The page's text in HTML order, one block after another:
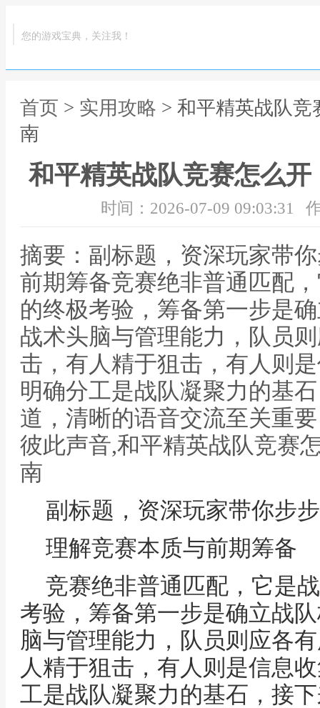
您的游戏宝典，关注我！
首页 > 实用攻略 > 和平精英战队
南
和平精英战队竞赛怎么
时间：2026-07-09 09:03:31
摘要：副标题，资深玩家带
前期筹备竞赛绝非普通匹配
的终极考验，筹备第一步是
战术头脑与管理能力，队员
击，有人精于狙击，有人则
明确分工是战队凝聚力的基
道，清晰的语音交流至关重
彼此声音,和平精英战队竞赛
南
副标题，资深玩家带你步
理解竞赛本质与前期筹备
竞赛绝非普通匹配，它是
考验，筹备第一步是确立战
脑与管理能力，队员则应各
人精于狙击，有人则是信息
工是战队凝聚力的基石，接